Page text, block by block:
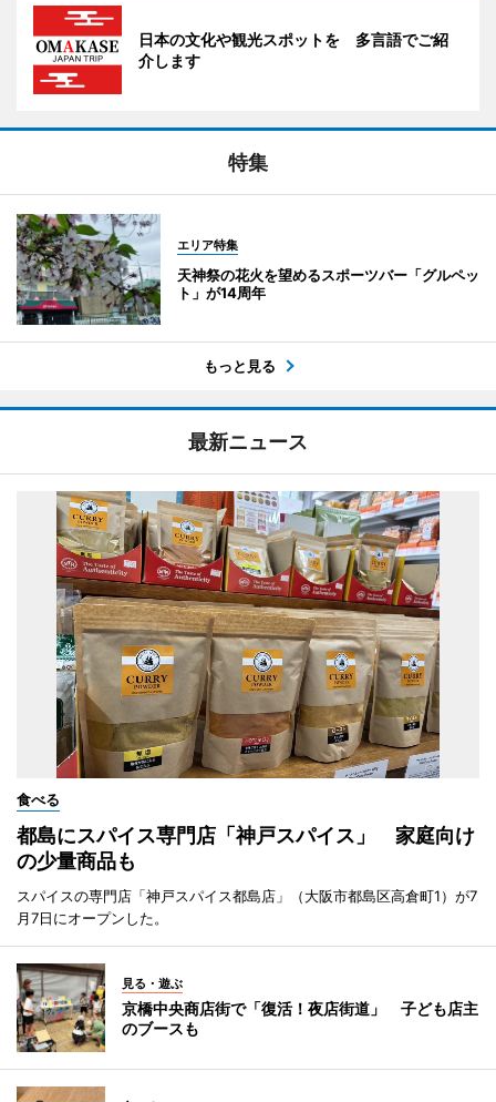
日本の文化や観光スポットを 多言語でご紹
介します
特集
エリア特集
天神祭の花火を望めるスポーツバー「グルペッ
ト」が14周年
もっと見る
最新ニュース
食べる
都島にスパイス専門店「神戸スパイス」 家庭向け
の少量商品も
スパイスの専門店「神戸スパイス都島店」（大阪市都島区高倉町1）が7
月7日にオープンした。
見る・遊ぶ
京橋中央商店街で「復活！夜店街道」 子ども店主
のブースも